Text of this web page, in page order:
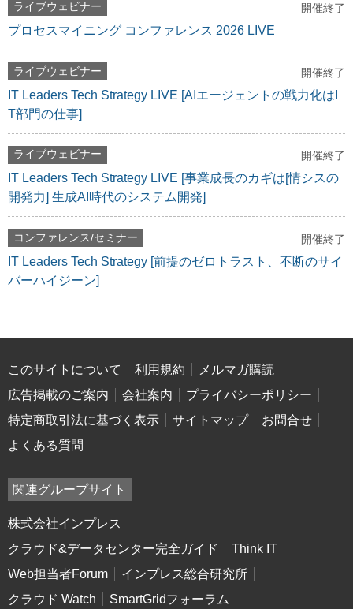
ライブウェビナー 開催終了
プロセスマイニング コンファレンス 2026 LIVE
ライブウェビナー 開催終了
IT Leaders Tech Strategy LIVE [AIエージェントの戦力化はI
T部門の仕事]
ライブウェビナー 開催終了
IT Leaders Tech Strategy LIVE [事業成長のカギは[情シスの
開発力] 生成AI時代のシステム開発]
コンファレンス/セミナー 開催終了
IT Leaders Tech Strategy [前提のゼロトラスト、不断のサイ
バーハイジーン]
このサイトについて 利用規約
メルマガ購読
広告掲載のご案内
会社案内
プライバシーポリシー
特定商取引法に基づく表示
サイトマップ
お問合せ
よくある質問
関連グループサイト
株式会社インプレス
クラウド&データセンター完全ガイド
Think IT
Web担当者Forum
インプレス総合研究所
クラウド Watch
SmartGridフォーラム